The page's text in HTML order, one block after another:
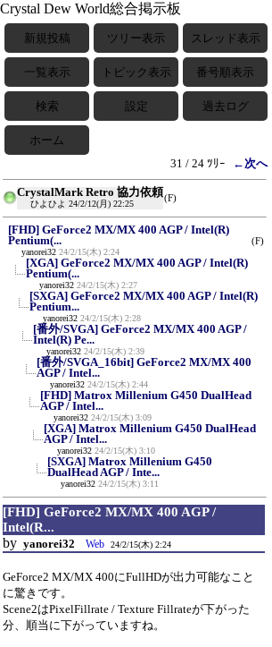
Crystal Dew World総合掲示板
新規投稿 ツリー表示 スレッド表示
一覧表示 トピック表示 番号順表示
検索 設定 過去ログ
ホーム
31 / 24 ﾂﾘｰ
←次へ
CrystalMark Retro 協力依頼
ひよひよ 24/2/12(月) 22:25
(F)
[FHD] GeForce2 MX/MX 400 AGP / Intel(R)
Pentium(...
yanorei32 24/2/15(木) 2:24
(F)
[XGA] GeForce2 MX/MX 400 AGP / Intel(R)
Pentium(...
yanorei32 24/2/15(木) 2:27
[SXGA] GeForce2 MX/MX 400 AGP / Intel(R)
Pentium...
yanorei32 24/2/15(木) 2:28
[番外/SVGA] GeForce2 MX/MX 400 AGP /
Intel(R) Pe...
yanorei32 24/2/15(木) 2:39
[番外/SVGA_16bit] GeForce2 MX/MX 400
AGP / Intel...
yanorei32 24/2/15(木) 2:44
[FHD] Matrox Millenium G450 DualHead
AGP / Intel...
yanorei32 24/2/15(木) 3:09
[XGA] Matrox Millenium G450 DualHead
AGP / Intel...
yanorei32 24/2/15(木) 3:10
[SXGA] Matrox Millenium G450
DualHead AGP / Inte...
yanorei32 24/2/15(木) 3:11
[FHD] GeForce2 MX/MX 400 AGP /
Intel(R...
by yanorei32 Web 24/2/15(木) 2:24
GeForce2 MX/MX 400にFullHDが出力可能なこと
に驚きです。
Scene2はPixelFillrate / Texture Fillrateが下がった
分、順当に下がっていますね。